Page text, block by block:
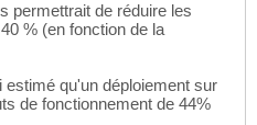
permettrait de réduire les
% (en fonction de la
estimé qu'un déploiement sur
de fonctionnement de 44%